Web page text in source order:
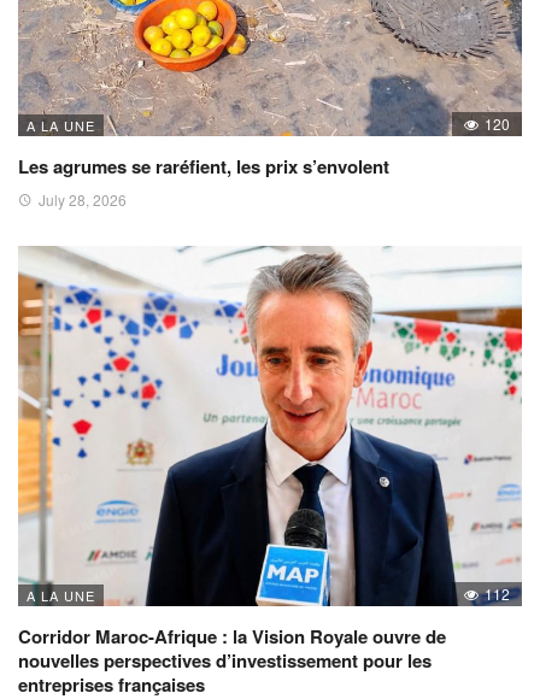
A LA UNE 120
Les agrumes se raréfient, les prix s’envolent
July 28, 2026
A LA UNE 112
Corridor Maroc-Afrique : la Vision Royale ouvre de
nouvelles perspectives d’investissement pour les
entreprises françaises